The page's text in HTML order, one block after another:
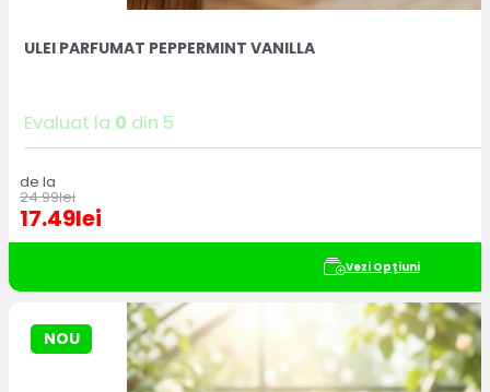
ULEI PARFUMAT PEPPERMINT VANILLA
Evaluat la 0 din 5
de la
24.99lei
17.49lei
Vezi Opțiuni
NOU